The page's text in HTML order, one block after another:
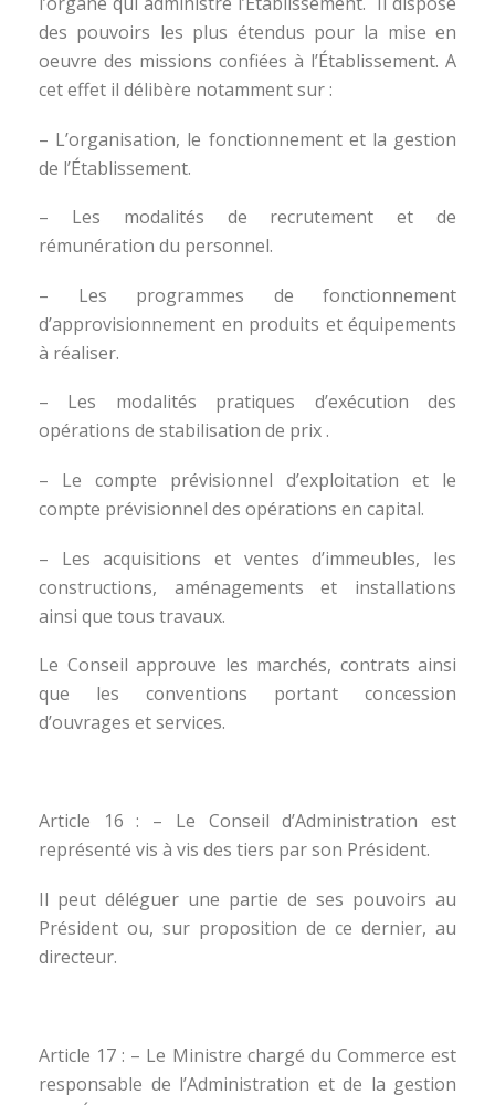
des pouvoirs les plus étendus pour la mise en
oeuvre des missions confiées à l’Établissement. A
cet effet il délibère notamment sur :
– L’organisation, le fonctionnement et la gestion
de l’Établissement.
– Les modalités de recrutement et de
rémunération du personnel.
– Les programmes de fonctionnement
d’approvisionnement en produits et équipements
à réaliser.
– Les modalités pratiques d’exécution des
opérations de stabilisation de prix .
– Le compte prévisionnel d’exploitation et le
compte prévisionnel des opérations en capital.
– Les acquisitions et ventes d’immeubles, les
constructions, aménagements et installations
ainsi que tous travaux.
Le Conseil approuve les marchés, contrats ainsi
que les conventions portant concession
d’ouvrages et services.
Article 16 : – Le Conseil d’Administration est
représenté vis à vis des tiers par son Président.
Il peut déléguer une partie de ses pouvoirs au
Président ou, sur proposition de ce dernier, au
directeur.
Article 17 : – Le Ministre chargé du Commerce est
responsable de l’Administration et de la gestion